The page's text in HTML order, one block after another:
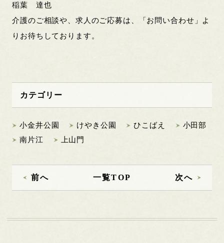
稲葉 達也
介護のご相談や、求人のご応募は、「お問い合わせ」よ
りお待ちしております。
カテゴリー
小金井公園 けやき公園 ひこばえ
小田部
南片江
上山門
前へ 一覧TOP 次へ